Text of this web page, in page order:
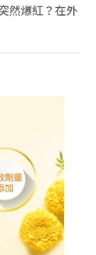
然爆紅？在外